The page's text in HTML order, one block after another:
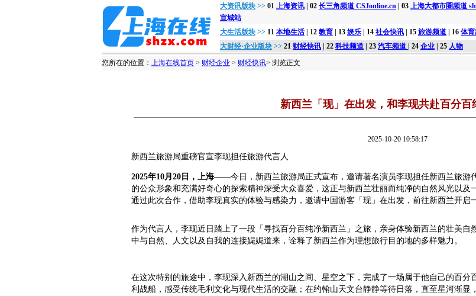
大资讯版块 >> 01 上海资讯 | 02 长三角频道 CSJonline.cn | 03 上海大都市圈频道
宣城站
大生活版块 >> 11 本地生活 | 12 教育 | 13 娱乐 | 14 社会快讯 | 15 旅游频道 | 16 体
大财经·企业版块 >> 21 财经快讯 | 22 科技频道 | 23 汽车频道 | 24 企业 | 25 人物
您所在的位置： 上海在线首页 > 财经企业 > 财经快讯> 浏览正文
新西兰「现」在出发，和李现共赴百分百
2025-10-20 10:58:17
新西兰旅游局重磅官宣李现担任旅游代言人
2025年10月 20 日，上海——今日，新西兰旅游局正式宣布，邀请著名演员李现担任新西兰旅游
的公众形象和充满好奇心的探索精神深受大众喜爱，这正与新西兰壮丽而纯净的自然风光以
通过此次合作，借助李现真实的体验与感染力，邀请中国游客「现」在出发，前往新西兰开启
作为代言人，李现近日踏上了一段「寻找百分百纯净新西兰」之旅，亲身体验新西兰的壮美
中与自然、人文以及自我的连接娓娓道来，诠释了新西兰作为理想旅行目的地的多样魅力。
在这次特别的旅途中，李现深入新西兰的湖山之间、星空之下，完成了一场属于他自己的百
利战船，感受传统毛利文化与现代生活的交融；在约翰山天文台静静等待日落，直至星河渐